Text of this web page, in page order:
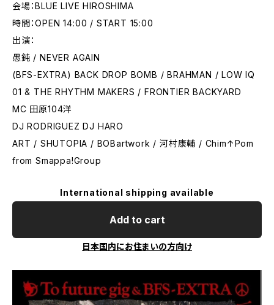
会場：BLUE LIVE HIROSHIMA
時間：OPEN 14:00 / START 15:00
出演：
愚鈍 / NEVER AGAIN
(BFS-EXTRA) BACK DROP BOMB / BRAHMAN / LOW IQ
01 & THE RHYTHM MAKERS / FRONTIER BACKYARD
MC 田原104洋
DJ RODRIGUEZ DJ HARO
ART / SHUTOPIA / BOBartwork / 河村康輔 / Chim↑Pom
from Smappa!Group
International shipping available
Add to cart
日本国内にお住まいの方向け